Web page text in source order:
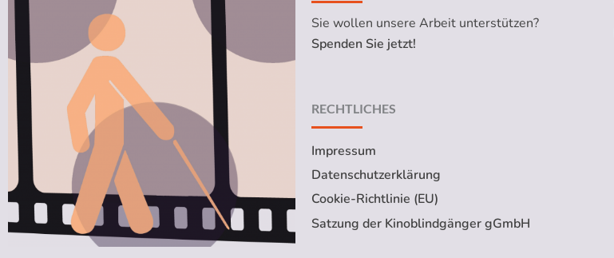
Sie wollen unsere Arbeit unterstützen?
Spenden Sie jetzt!
RECHTLICHES
Impressum
Datenschutzerklärung
Cookie-Richtlinie (EU)
Satzung der Kinoblindgänger gGmbH